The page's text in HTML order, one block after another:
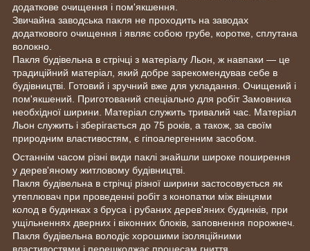
додаткове очищення і пом'якшення.
Звичайна заводська пакля не проходить на заводах
додаткового очищення і являє собою грубе, коротке, сплутана
волокно.
Пакля будівельна в стрічці з матеріалу Льон, ж навпаки — це
традиційний матеріал, який добре зарекомендував себе в
будівництві. Готовий і зручний вже для укладання. Очищений і
пом'якшений. Приготований спеціально для робіт Замовника
необхідної ширини. Матеріал служить тривалий час. Матеріал
Льон служить і зберігається до 75 років, а також, за своїм
природним властивостям, є гіпоалергенним засобом.
Останнім часом різні види паклі знайшли широке поширення
у дерев'яному житловому будівництві.
Пакля будівельна в стрічці різної ширини застосовується як
утеплювач при проведенні робіт з конопатки між вінцями
колод в будинках з бруса і рубаних дерев'яних будинків, при
ущільненнях дверних і віконних блоків, заповнення порожнеч.
Пакля будівельна володіє хорошими ізоляційними
властивостями і перешкоджає процесам гниття.